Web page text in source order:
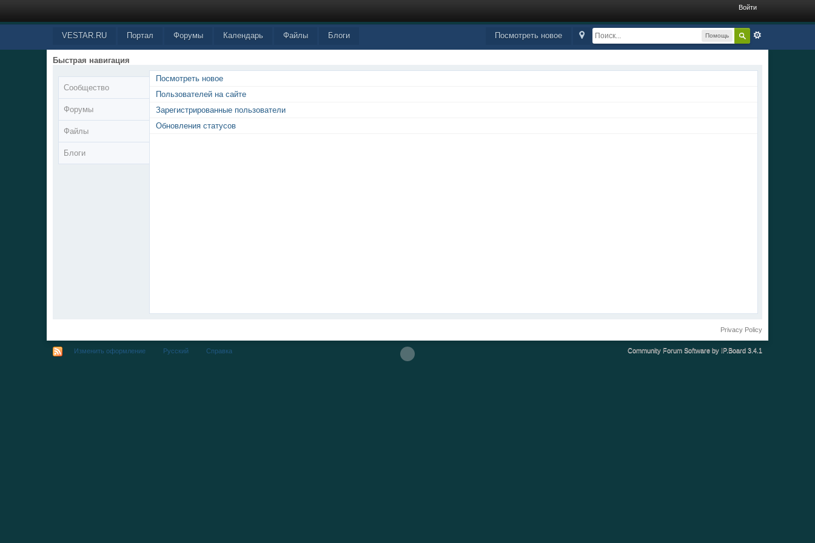
Войти
Помощь
Посмотреть новое
VESTAR.RU Портал Форумы Календарь Файлы Блоги
Быстрая навигация
Сообщество
Форумы
Файлы
Блоги
Посмотреть новое
Пользователей на сайте
Зарегистрированные пользователи
Обновления статусов
Privacy Policy
Изменить оформление Русский Справка Community Forum Software by IP.Board 3.4.1